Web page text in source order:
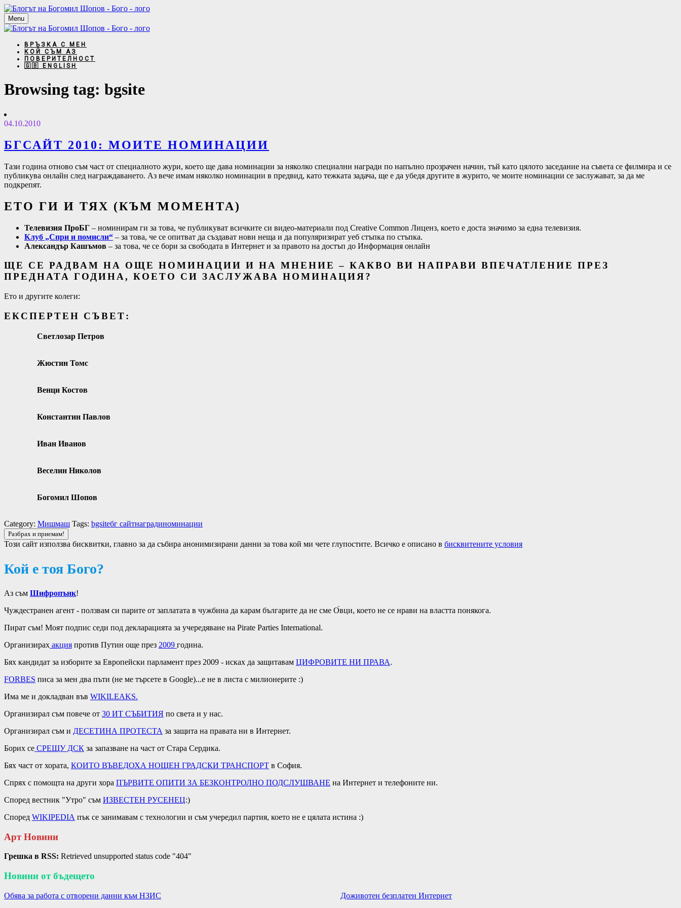
Menu
ВРЪЗКА С МЕН
КОЙ СЪМ АЗ
ПОВЕРИТЕЛНОСТ
🇬🇧 ENGLISH
Browsing tag: bgsite
04.10.2010
БГСАЙТ 2010: МОИТЕ НОМИНАЦИИ
Тази година отново съм част от специалното жури, което ще дава номинации за няколко специални награди по напълно прозрачен начин, тъй като цялото заседание на съвета се филмира и се
публикува онлайн след награждаването. Аз вече имам няколко номинации в предвид, като тежката задача, ще е да убедя другите в журито, че моите номинации се заслужават, за да ме
подкрепят.
ЕТО ГИ И ТЯХ (КЪМ МОМЕНТА)
Телевизия ПроБГ – номинирам ги за това, че публикуват всичките си видео-материали под Creative Common Лиценз, което е доста значимо за една телевизия.
Клуб „Спри и помисли“ – за това, че се опитват да създават нови неща и да популяризират уеб стъпка по стъпка.
Александър Кашъмов – за това, че се бори за свободата в Интернет и за правото на достъп до Информация онлайн
ЩЕ СЕ РАДВАМ НА ОЩЕ НОМИНАЦИИ И НА МНЕНИЕ – КАКВО ВИ НАПРАВИ ВПЕЧАТЛЕНИЕ ПРЕЗ
ПРЕДНАТА ГОДИНА, КОЕТО СИ ЗАСЛУЖАВА НОМИНАЦИЯ?
Ето и другите колеги:
ЕКСПЕРТЕН СЪВЕТ:
Светлозар Петров
Жюстин Томс
Венци Костов
Константин Павлов
Иван Иванов
Веселин Николов
Богомил Шопов
Category: Мишмаш Tags: bgsiteбг сайтнаградиноминации
Този сайт използва бисквитки, главно за да събира анонимизирани данни за това кой ми чете глупостите. Всичко е описано в бисквитените условия
Кой е тоя Бого?
Аз съм Шифропънк!
Чуждестранен агент - ползвам си парите от заплатата в чужбина да карам българите да не сме О́вци, което не се нрави на властта понякога.
Пират съм! Моят подпис седи под декларацията за учередяване на Pirate Parties International.
Организирах акция против Путин още през 2009 година.
Бях кандидат за изборите за Европейски парламент през 2009 - исках да защитавам ЦИФРОВИТЕ НИ ПРАВА.
FORBES писа за мен два пъти (не ме търсете в Google)...е не в листа с милионерите :)
Има ме и докладван във WIKILEAKS.
Организирал съм повече от 30 ИТ СЪБИТИЯ по света и у нас.
Организирал съм и ДЕСЕТИНА ПРОТЕСТА за защита на правата ни в Интернет.
Борих се СРЕЩУ ДСК за запазване на част от Стара Сердика.
Бях част от хората, КОИТО ВЪВЕДОХА НОЩЕН ГРАДСКИ ТРАНСПОРТ в София.
Спрях с помощта на други хора ПЪРВИТЕ ОПИТИ ЗА БЕЗКОНТРОЛНО ПОДСЛУШВАНЕ на Интернет и телефоните ни.
Според вестник "Утро" съм ИЗВЕСТЕН РУСЕНЕЦ:)
Според WIKIPEDIA пък се занимавам с технологии и съм учередил партия, което не е цялата истина :)
Арт Новини
Грешка в RSS: Retrieved unsupported status code "404"
Новини от бъдещето
Обява за работа с отворени данни към НЗИС Доживотен безплатен Интернет